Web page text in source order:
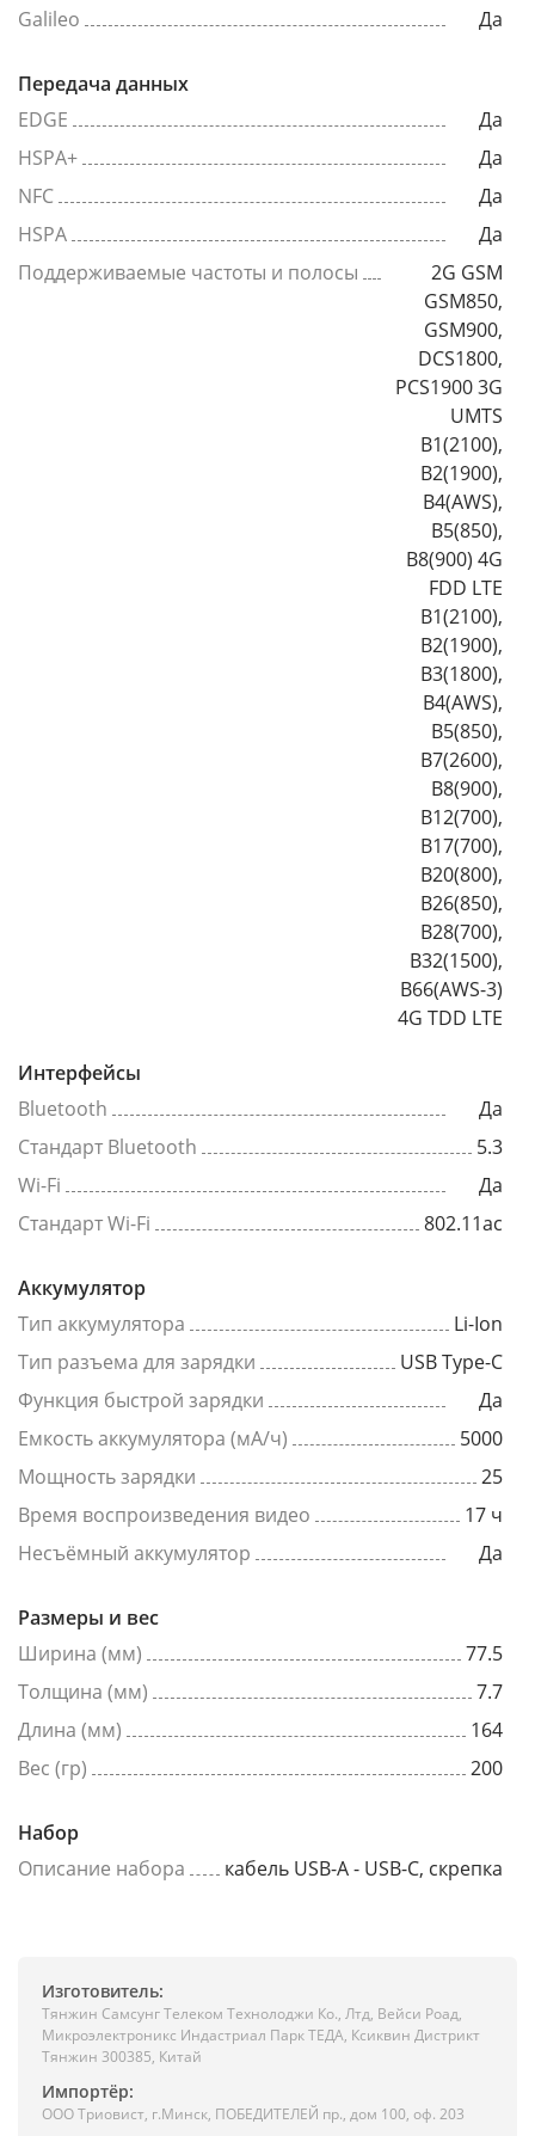
Galileo Да
Передача данных
EDGE
Да
HSPA+
Да
NFC
Да
HSPA
Да
Поддерживаемые частоты и полосы
2G GSM
GSM850,
GSM900,
DCS1800,
PCS1900 3G
UMTS
B1(2100),
B2(1900),
B4(AWS),
B5(850),
B8(900) 4G
FDD LTE
B1(2100),
B2(1900),
B3(1800),
B4(AWS),
B5(850),
B7(2600),
B8(900),
B12(700),
B17(700),
B20(800),
B26(850),
B28(700),
B32(1500),
B66(AWS-3)
4G TDD LTE
Интерфейсы
Bluetooth
Да
Стандарт Bluetooth
5.3
Wi-Fi
Да
Стандарт Wi-Fi
802.11ac
Аккумулятор
Тип аккумулятора
Li-Ion
Тип разъема для зарядки
USB Type-C
Функция быстрой зарядки
Да
Емкость аккумулятора (мА/ч)
5000
Мощность зарядки
25
Время воспроизведения видео
17 ч
Несъёмный аккумулятор
Да
Размеры и вес
Ширина (мм)
77.5
Толщина (мм)
7.7
Длина (мм)
164
Вес (гр)
200
Набор
Описание набора
кабель USB-A - USB-C, скрепка
Изготовитель:
Тянжин Самсунг Телеком Технолоджи Ко., Лтд, Вейси Роад,
Микроэлектроникс Индастриал Парк ТЕДА, Ксиквин Дистрикт
Тянжин 300385, Китай
Импортёр:
ООО Триовист, г.Минск, ПОБЕДИТЕЛЕЙ пр., дом 100, оф. 203